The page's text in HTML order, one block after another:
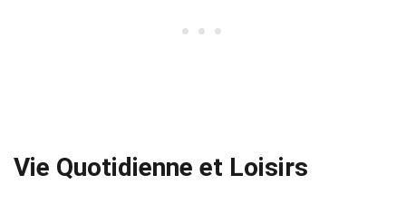
Vie Quotidienne et Loisirs